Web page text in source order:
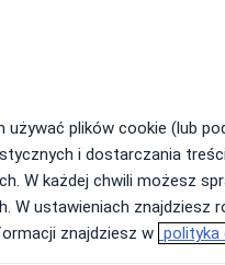
Sob,
8 Sie
Ndz,
9 Sie
nie jest dostępne
plików cookie (lub
i dostarczania
W każdej chwili możesz
W ustawieniach znajdziesz
znajdziesz w polityka